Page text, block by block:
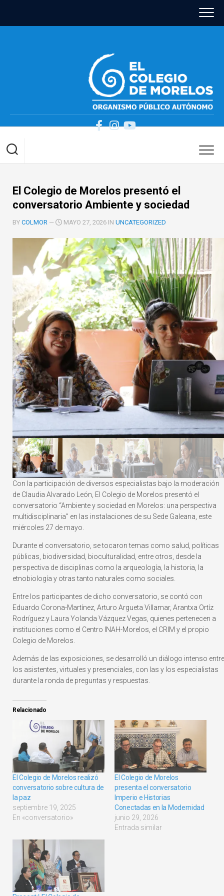
content
El Colegio de Morelos presentó el
conversatorio Ambiente y sociedad
BY COLMOR — MAYO 27, 2026 IN UNCATEGORIZED
Con la participación de diversos especialistas bajo la moderación
de Claudia Alvarado León, El Colegio de Morelos presentó el
conversatorio “Ambiente y sociedad en Morelos: una perspectiva
multidisciplinaria” en las instalaciones de su Sede Galeana, este
miércoles 27 de mayo.
Durante el conversatorio, se tocaron temas como salud, políticas
públicas, biodiversidad, bioculturalidad, entre otros, desde la
perspectiva de disciplinas como la arqueología, la historia, la
etnobiología y otras tanto naturales como sociales.
Entre los participantes de dicho conversatorio, se contó con
Eduardo Corona-Martínez, Arturo Argueta Villamar, Arantxa Ortíz
Rodríguez y Laura Yolanda Vázquez Vegas, quienes pertenecen a
instituciones como el Centro INAH-Morelos, el CRIM y el propio
Colegio de Morelos.
Además de las exposiciones, se desarrolló un diálogo intenso entre
los asistentes, virtuales y presenciales, con las y los especialistas
durante la ronda de preguntas y respuestas.
Relacionado
El Colegio de Morelos realizó
conversatorio sobre cultura de
la paz
septiembre 19, 2025
En «conversatorio»
El Colegio de Morelos
presenta el conversatorio
Imperio e Historias
Conectadas en la Modernidad
junio 29, 2026
Entrada similar